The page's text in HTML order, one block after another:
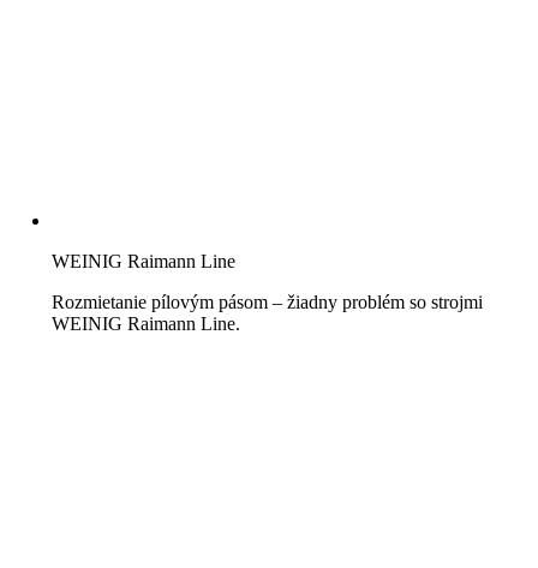
WEINIG Raimann Line
Rozmietanie pílovým pásom – žiadny problém so strojmi
WEINIG Raimann Line.